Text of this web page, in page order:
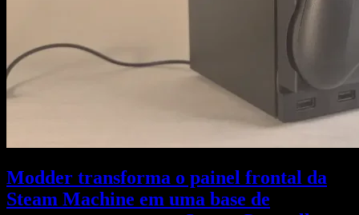
Modder transforma o painel frontal da
Steam Machine em uma base de